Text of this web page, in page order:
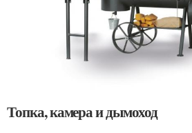
Топка, камера и дымоход